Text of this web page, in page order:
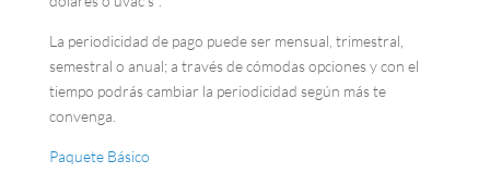
La periodicidad de pago puede ser mensual, trimestral,
semestral o anual; a través de cómodas opciones y con el
tiempo podrás cambiar la periodicidad según más te
convenga.
Paquete Básico